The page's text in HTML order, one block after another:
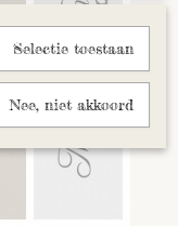
Selectie toestaan
Nee, niet akkoord